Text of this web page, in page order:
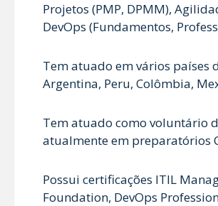
Projetos (PMP, DPMM),
DevOps (Fundamentos,
Tem atuado em vários países
Argentina, Peru, Colômbia,
Tem atuado como voluntário
atualmente em preparatórios
Possui certificações ITIL
Foundation, DevOps